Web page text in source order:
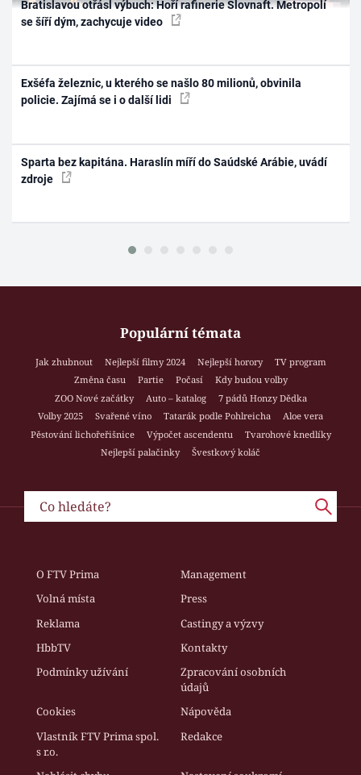
Bratislavou otřásl výbuch: Hoří rafinerie Slovnaft. Metropolí
se šíří dým, zachycuje video
Exšéfa železnic, u kterého se našlo 80 milionů, obvinila
policie. Zajímá se i o další lidi
Sparta bez kapitána. Haraslín míří do Saúdské Arábie, uvádí
zdroje
Populární témata
Jak zhubnout Nejlepší filmy 2024 Nejlepší horory
TV program
Změna času
Partie Počasí
Kdy budou volby
ZOO Nové začátky
Auto – katalog
7 pádů Honzy Dědka
Volby 2025
Svařené víno Tatarák podle Pohlreicha
Aloe vera
Pěstování lichořeřišnice
Výpočet ascendentu
Tvarohové knedlíky
Nejlepší palačinky
Švestkový koláč
O FTV Prima
Management
Volná místa
Press
Reklama
Castingy a výzvy
HbbTV
Kontakty
Podmínky užívání
Zpracování osobních
údajů
Cookies
Nápověda
Vlastník FTV Prima spol.
s r.o.
Redakce